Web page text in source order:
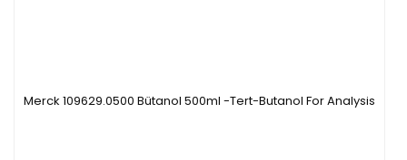
Merck 109629.0500 Bütanol 500ml -Tert-Butanol For Analysis